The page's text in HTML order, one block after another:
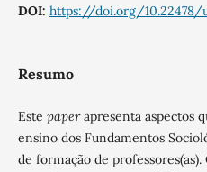
DOI: https://doi.org/10.22478/
Resumo
Este paperapresenta aspectos
ensino dos Fundamentos
de formação de